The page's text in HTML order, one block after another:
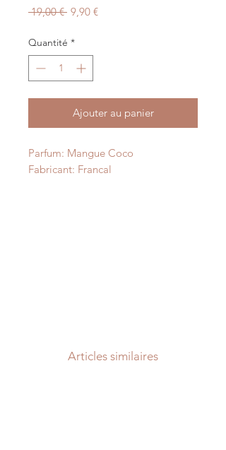
19,00 € Prix
9,90 €Prix
Quantité *
Ajouter au panier
Parfum: Mangue Coco
Fabricant: Francal
Articles similaires